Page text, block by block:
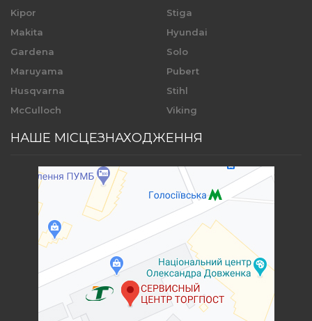
Kipor
Makita
Gardena
Maruyama
Husqvarna
McCulloch
Stiga
Hyundai
Solo
Pubert
Stihl
Viking
НАШЕ МІСЦЕЗНАХОДЖЕННЯ